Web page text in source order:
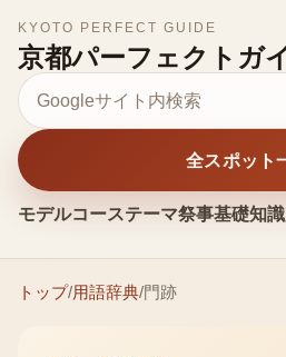
KYOTO PERFECT GUIDE
京都パーフェクトガ
モデルコーステーマ祭事基礎知識
サイト内検索
全スポット
トップ/用語辞典/門跡